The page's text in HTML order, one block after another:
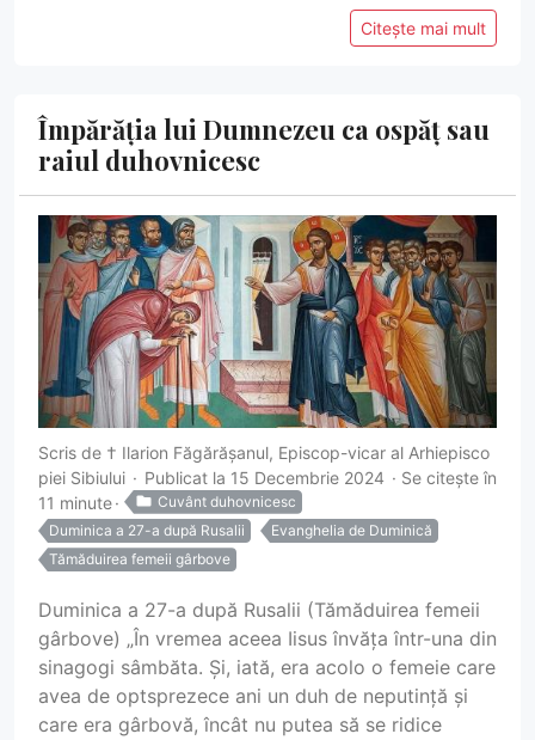
Citește mai mult
Împărăția lui Dumnezeu ca ospăț sau
raiul duhovnicesc
Scris de † Ilarion Făgărășanul, Episcop-vicar al Arhiepisco
piei Sibiului
Publicat la 15 Decembrie 2024
Se citește în
11 minute
Cuvânt duhovnicesc
Duminica a 27-a după Rusalii
Evanghelia de Duminică
Tămăduirea femeii gârbove
Duminica a 27-a după Rusalii (Tămăduirea femeii
gârbove) „În vremea aceea Iisus învăța într-una din
sinagogi sâmbăta. Și, iată, era acolo o femeie care
avea de optsprezece ani un duh de neputință și
care era gârbovă, încât nu putea să se ridice